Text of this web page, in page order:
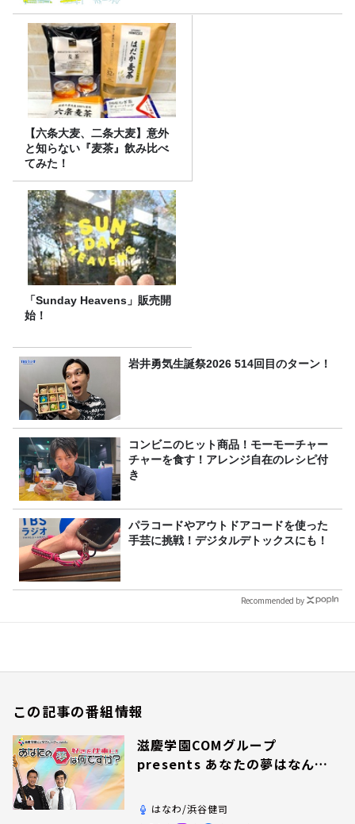
【六条大麦、二条大麦】意外
と知らない『麦茶』飲み比べ
てみた！
「Sunday Heavens」販売開
始！
岩井勇気生誕祭2026 514回目のターン！
コンビニのヒット商品！モーモーチャー
チャーを食す！アレンジ自在のレシピ付
き
パラコードやアウトドアコードを使った
手芸に挑戦！デジタルデトックスにも！
Recommended by
この記事の番組情報
滋慶学園COMグループ
presents あなたの夢はなんで
はなわ/浜谷健司